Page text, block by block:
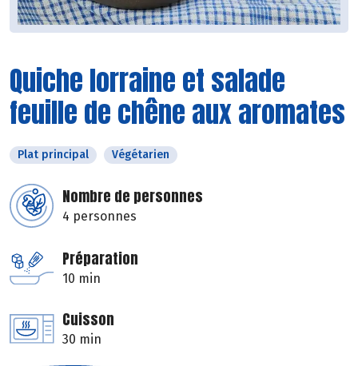
Quiche lorraine et salade
feuille de chêne aux aromates
Plat principal Végétarien
Nombre de personnes
4 personnes
Préparation
10 min
Cuisson
30 min